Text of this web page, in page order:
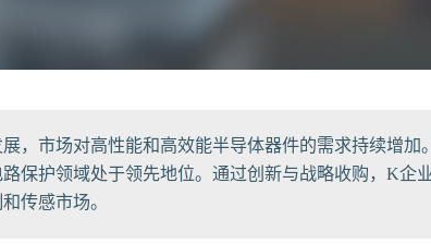
，市场对高性能和高效能半导体器件的需求持续增加
保护领域处于领先地位。通过创新与战略收购，K企
传感市场。